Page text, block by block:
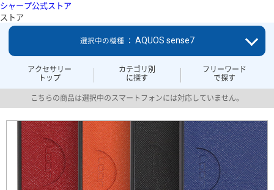
シャープ公式ストア
ストア
アクセサリー
トップ
カテゴリ別
に探す
フリーワード
で探す
選択中の機種 ： AQUOS sense7
こちらの商品は選択中のスマートフォンには対応していません。